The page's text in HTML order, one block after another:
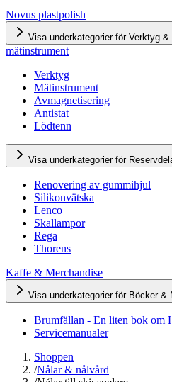
Novus plastpolish
Visa underkategorier för Verktyg
mätinstrument
Verktyg
Mätinstrument
Avmagnetisering
Antistat
Lödtenn
Visa underkategorier för
Renovering av gummihjul
Silikonvätska
Lenco
Skallampor
Rega
Thorens
Kaffe & Merchandise
Visa underkategorier för Böcker &
Brumfällan - En liten bok om
Servicemanualer
Shoppen
/Nålar & nålvård